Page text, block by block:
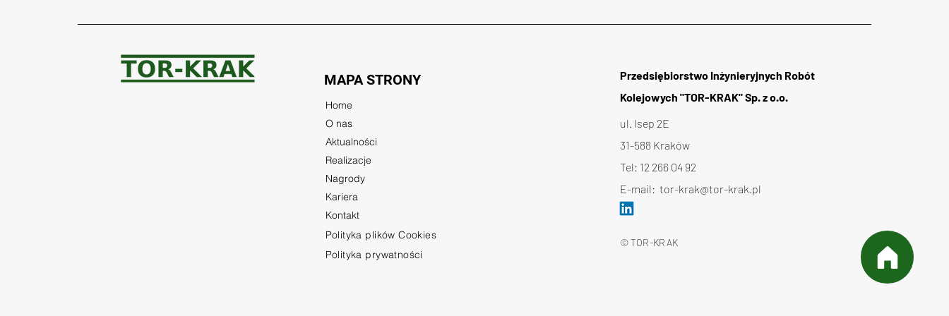
MAPA STRONY
Home
O nas
Aktualności
Realizacje
Nagrody
Kariera
Kontakt
Polityka plików Cookies
Polityka prywatności
Przedsiębiorstwo Inżynieryjnych Robót
Kolejowych "TOR-KRAK" Sp. z o.o.
ul. Isep 2E
31-588 Kraków
Tel: 12 266 04 92
E-mail: tor-krak@tor-krak.pl
© TOR-KRAK